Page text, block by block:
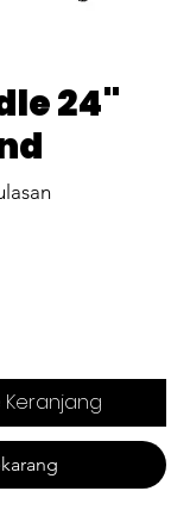
24"
dari lima bintang
Keranjang